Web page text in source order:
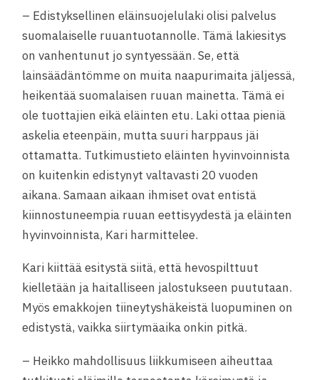
– Edistyksellinen eläinsuojelulaki olisi palvelus
suomalaiselle ruuantuotannolle. Tämä lakiesitys
on vanhentunut jo syntyessään. Se, että
lainsäädäntömme on muita naapurimaita jäljessä,
heikentää suomalaisen ruuan mainetta. Tämä ei
ole tuottajien eikä eläinten etu. Laki ottaa pieniä
askelia eteenpäin, mutta suuri harppaus jäi
ottamatta. Tutkimustieto eläinten hyvinvoinnista
on kuitenkin edistynyt valtavasti 20 vuoden
aikana. Samaan aikaan ihmiset ovat entistä
kiinnostuneempia ruuan eettisyydestä ja eläinten
hyvinvoinnista, Kari harmittelee.
Kari kiittää esitystä siitä, että hevospilttuut
kielletään ja haitalliseen jalostukseen puututaan.
Myös emakkojen tiineytyshäkeistä luopuminen on
edistystä, vaikka siirtymäaika onkin pitkä.
– Heikko mahdollisuus liikkumiseen aiheuttaa